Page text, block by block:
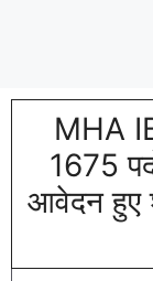
MHA
1675
आवेदन हुए